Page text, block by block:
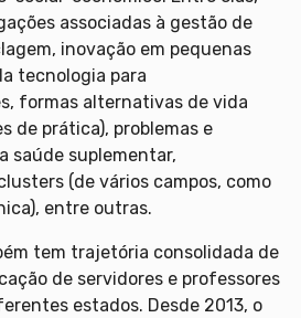
associadas à gestão de
inovação em pequenas
tecnologia para
formas alternativas de vida
de prática), problemas e
saúde suplementar,
(de vários campos, como
entre outras.
tem trajetória consolidada de
de servidores e professores
estados. Desde 2013, o